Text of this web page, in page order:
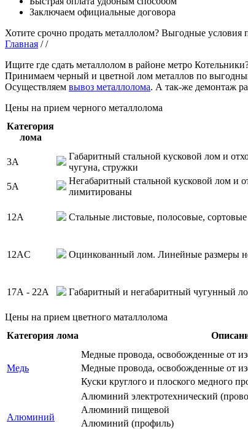
Заключаем официальные договора
Хотите срочно продать металлолом? Выгодные условия
Главная / /
Ищите где сдать металлолом в районе метро
Принимаем черный и цветной лом металлов по
Осуществляем вывоз металлолома. А так-же демонтаж
Цены на прием черного металлолома
Категория
лома
3А
Габаритный стальной кусковой лом и
чугуна, стружки
5А
Негабаритный стальной кусковой лом и
лимитированы
12А Стальные листовые, полосовые,
12АC Оцинкованный лом. Линейные размеры
17А - 22А Габаритный и негабаритный чугунный
Цены на прием цветного маталлолома
Категория лома
Медь
Медные провода, освобожденные от
Медные провода, освобожденные от
Куски круглого и плоского медного
Алюминий
Алюминий электротехнический
Алюминий пищевой
Алюминий (профиль)